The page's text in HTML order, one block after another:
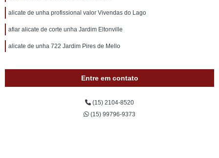
alicate de unha profissional valor Vivendas do Lago
afiar alicate de corte unha Jardim Eltonville
alicate de unha 722 Jardim Pires de Mello
Entre em contato
(15) 2104-8520
(15) 99796-9373